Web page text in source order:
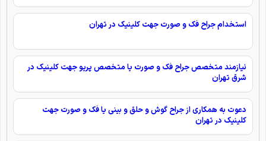
استخدام جراح فک و صورت جهت کلینیک در تهران
نیازمند متخصص جراح فک و صورت يا متخصص پريو جهت کلینیک در
شرق تهران
دعوت به همکاری از جراح گوش و حلق و بینی یا فک و صورت جهت
کلینیک در تهران